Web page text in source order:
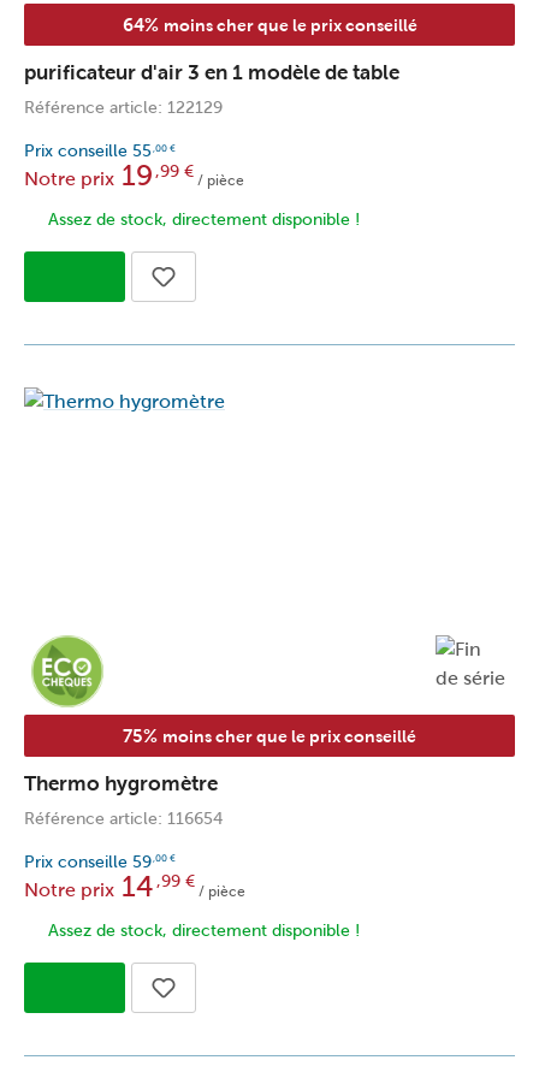
64% moins cher que le prix conseillé
purificateur d'air 3 en 1 modèle de table
Référence article: 122129
Prix conseille 55 ,00 €
Notre prix 19 ,99€
/ pièce
Assez de stock, directement disponible !
75% moins cher que le prix conseillé
Thermo hygromètre
Référence article: 116654
Prix conseille 59,00 €
Notre prix 14,99€
/ pièce
Assez de stock, directement disponible !